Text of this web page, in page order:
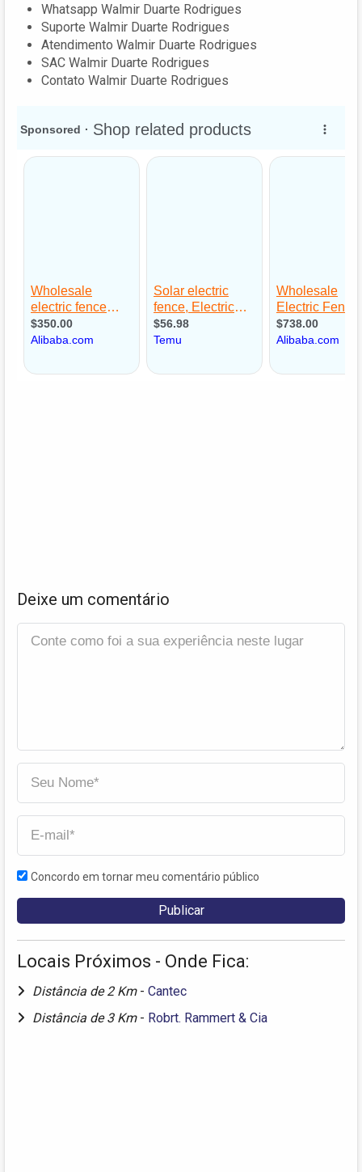
Whatsapp Walmir Duarte Rodrigues
Suporte Walmir Duarte Rodrigues
Atendimento Walmir Duarte Rodrigues
SAC Walmir Duarte Rodrigues
Contato Walmir Duarte Rodrigues
Deixe um comentário
Concordo em tornar meu comentário público
Locais Próximos - Onde Fica:
Distância de 2 Km - Cantec
Distância de 3 Km - Robrt. Rammert & Cia